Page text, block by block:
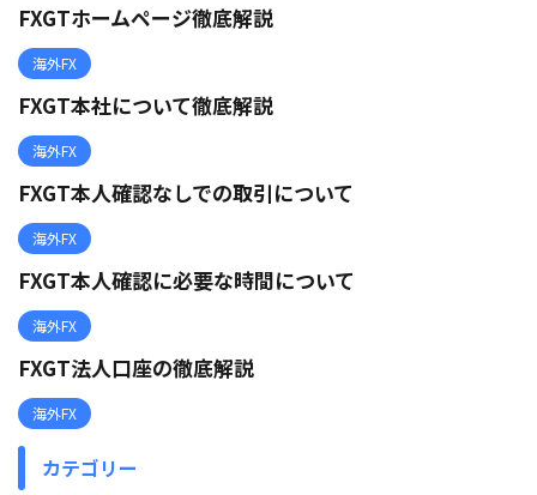
FXGTホームページ徹底解説
海外FX
FXGT本社について徹底解説
海外FX
FXGT本人確認なしでの取引について
海外FX
FXGT本人確認に必要な時間について
海外FX
FXGT法人口座の徹底解説
海外FX
カテゴリー